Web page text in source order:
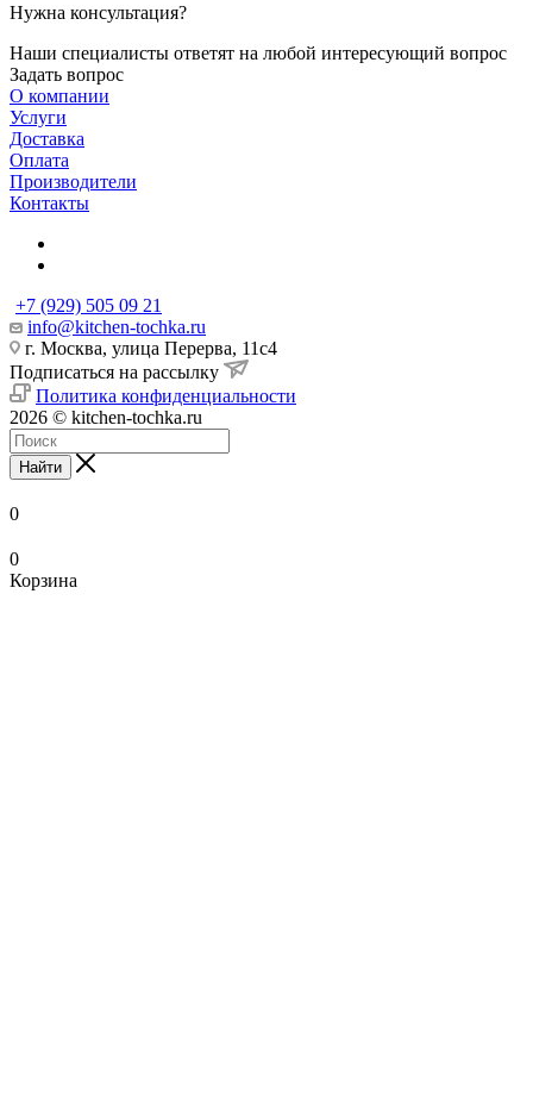
Нужна консультация?
Наши специалисты ответят на любой интересующий вопрос
Задать вопрос
О компании
Услуги
Доставка
Оплата
Производители
Контакты
+7 (929) 505 09 21
info@kitchen-tochka.ru
г. Москва, улица Перерва, 11с4
Подписаться на рассылку
Политика конфиденциальности
2026 © kitchen-tochka.ru
Найти
0
0
Корзина